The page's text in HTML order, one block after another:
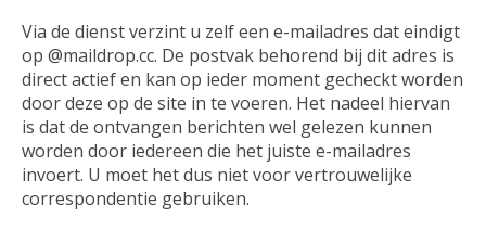
Via de dienst verzint u zelf een e-mailadres dat eindigt
op @maildrop.cc. De postvak behorend bij dit adres is
direct actief en kan op ieder moment gecheckt worden
door deze op de site in te voeren. Het nadeel hiervan
is dat de ontvangen berichten wel gelezen kunnen
worden door iedereen die het juiste e-mailadres
invoert. U moet het dus niet voor vertrouwelijke
correspondentie gebruiken.